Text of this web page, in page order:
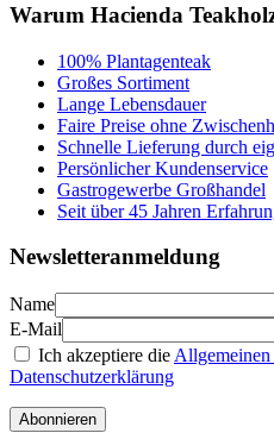
Warum Hacienda
100% Plantagenteak
Großes Sortiment
Lange Lebensdauer
Faire Preise ohne
Schnelle Lieferung durch
Persönlicher Kundenservice
Gastrogewerbe Großhandel
Seit über 45 Jahren
Newsletteranmeldung
Name
E-Mail
Ich akzeptiere die Allgemeinen
Datenschutzerklärung
Abonnieren